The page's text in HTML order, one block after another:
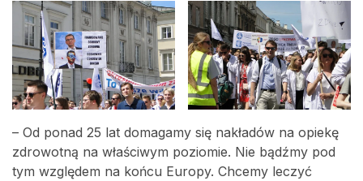
– Od ponad 25 lat domagamy się nakładów na opiekę
zdrowotną na właściwym poziomie. Nie bądźmy pod
tym względem na końcu Europy. Chcemy leczyć